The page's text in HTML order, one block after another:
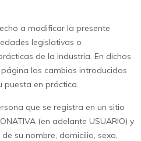
a modificar la presente
legislativas o
de la industria. En dichos
los cambios introducidos
puesta en práctica.
que se registra en un sitio
(en adelante USUARIO) y
su nombre, domicilio, sexo,